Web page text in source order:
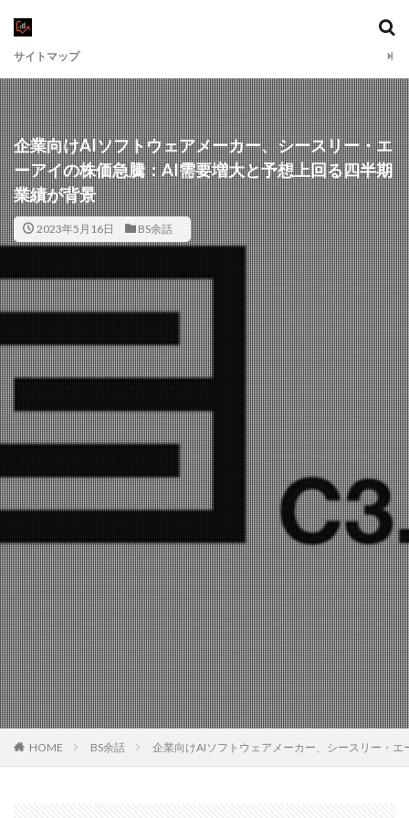
サイトマップ
企業向けAIソフトウェアメーカー、シースリー・エ
ーアイの株価急騰：AI需要増大と予想上回る四半期
業績が背景
2023年5月16日 BS余話
HOME BS余話 企業向けAIソフトウェアメーカー、シースリー・